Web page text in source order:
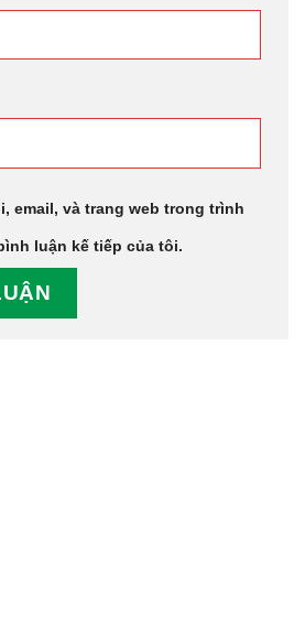
email, và trang web trong trình
luận kế tiếp của tôi.